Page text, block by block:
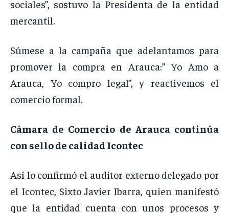
sociales”, sostuvo la Presidenta de la entidad
mercantil.
Súmese a la campaña que adelantamos para
promover la compra en Arauca:” Yo Amo a
Arauca, Yo compro legal”, y reactivemos el
comercio formal.
Cámara de Comercio de Arauca continúa
con sello de calidad Icontec
Así lo confirmó el auditor externo delegado por
el Icontec, Sixto Javier Ibarra, quien manifestó
que la entidad cuenta con unos procesos y